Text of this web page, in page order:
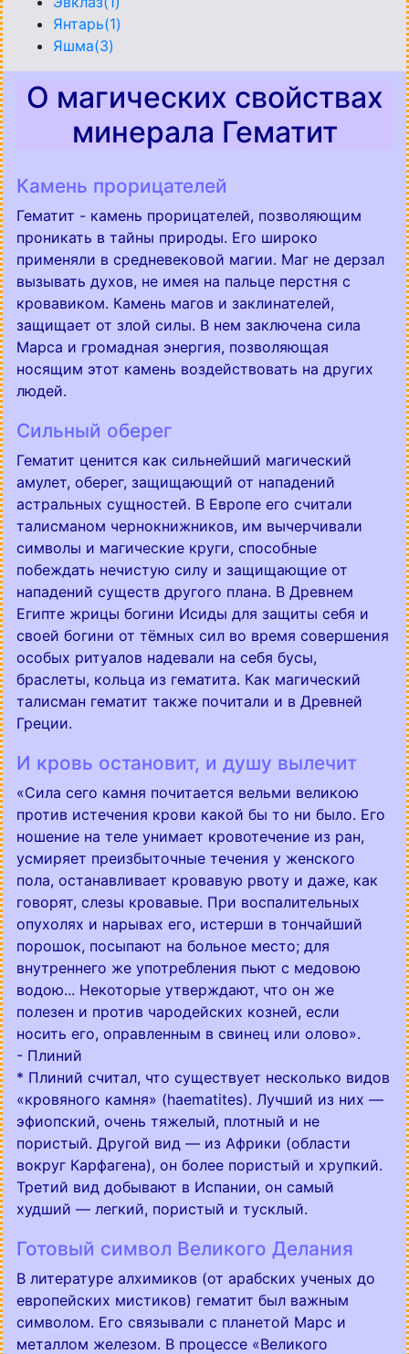
Янтарь(1)
Яшма(3)
О магических свойствах
минерала Гематит
Камень прорицателей
Гематит - камень прорицателей, позволяющим
проникать в тайны природы. Его широко
применяли в средневековой магии. Маг не дерзал
вызывать духов, не имея на пальце перстня с
кровавиком. Камень магов и заклинателей,
защищает от злой силы. В нем заключена сила
Марса и громадная энергия, позволяющая
носящим этот камень воздействовать на других
людей.
Сильный оберег
Гематит ценится как сильнейший магический
амулет, оберег, защищающий от нападений
астральных сущностей. В Европе его считали
талисманом чернокнижников, им вычерчивали
символы и магические круги, способные
побеждать нечистую силу и защищающие от
нападений существ другого плана. В Древнем
Египте жрицы богини Исиды для защиты себя и
своей богини от тёмных сил во время совершения
особых ритуалов надевали на себя бусы,
браслеты, кольца из гематита. Как магический
талисман гематит также почитали и в Древней
Греции.
И кровь остановит, и душу вылечит
«Сила сего камня почитается вельми великою
против истечения крови какой бы то ни было. Его
ношение на теле унимает кровотечение из ран,
усмиряет преизбыточные течения у женского
пола, останавливает кровавую рвоту и даже, как
говорят, слезы кровавые. При воспалительных
опухолях и нарывах его, истерши в тончайший
порошок, посыпают на больное место; для
внутреннего же употребления пьют с медовою
водою... Некоторые утверждают, что он же
полезен и против чародейских козней, если
носить его, оправленным в свинец или олово».
- Плиний
* Плиний считал, что существует несколько видов
«кровяного камня» (haematites). Лучший из них —
эфиопский, очень тяжелый, плотный и не
пористый. Другой вид — из Африки (области
вокруг Карфагена), он более пористый и хрупкий.
Третий вид добывают в Испании, он самый
худший — легкий, пористый и тусклый.
Готовый символ Великого Делания
В литературе алхимиков (от арабских ученых до
европейских мистиков) гематит был важным
символом. Его связывали с планетой Марс и
металлом железом. В процессе «Великого